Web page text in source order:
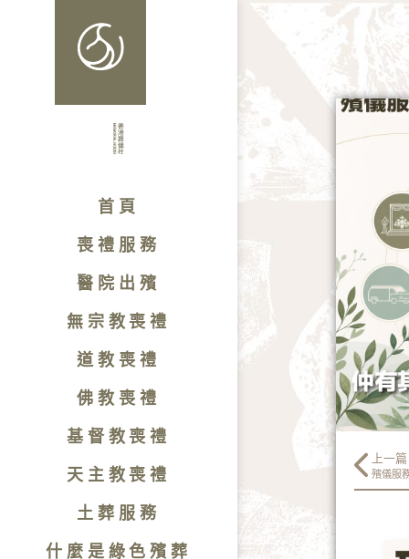
首頁
喪禮服務
醫院出殯
無宗教喪禮
道教喪禮
佛教喪禮
基督教喪禮
天主教喪禮
土葬服務
什麼是綠色殯葬
上一篇
殯儀服